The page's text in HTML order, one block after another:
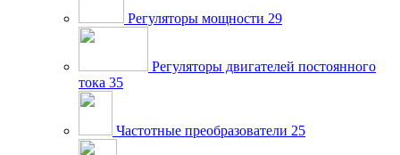
Регуляторы мощности 29
Регуляторы двигателей постоянного
тока 35
Частотные преобразователи 25